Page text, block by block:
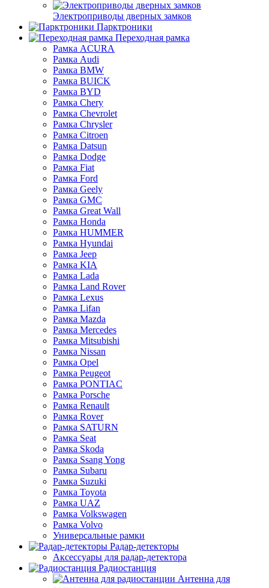
Электроприводы дверных замков
Парктроники
Переходная рамка
Рамка ACURA
Рамка Audi
Рамка BMW
Рамка BUICK
Рамка BYD
Рамка Chery
Рамка Chevrolet
Рамка Chrysler
Рамка Citroen
Рамка Datsun
Рамка Dodge
Рамка Fiat
Рамка Ford
Рамка Geely
Рамка GMC
Рамка Great Wall
Рамка Honda
Рамка HUMMER
Рамка Hyundai
Рамка Jeep
Рамка KIA
Рамка Lada
Рамка Land Rover
Рамка Lexus
Рамка Lifan
Рамка Mazda
Рамка Mercedes
Рамка Mitsubishi
Рамка Nissan
Рамка Opel
Рамка Peugeot
Рамка PONTIAC
Рамка Porsche
Рамка Renault
Рамка Rover
Рамка SATURN
Рамка Seat
Рамка Skoda
Рамка Ssang Yong
Рамка Subaru
Рамка Suzuki
Рамка Toyota
Рамка UAZ
Рамка Volkswagen
Рамка Volvo
Универсальные рамки
Радар-детекторы
Аксессуары для радар-детектора
Радиостанция
Антенна для